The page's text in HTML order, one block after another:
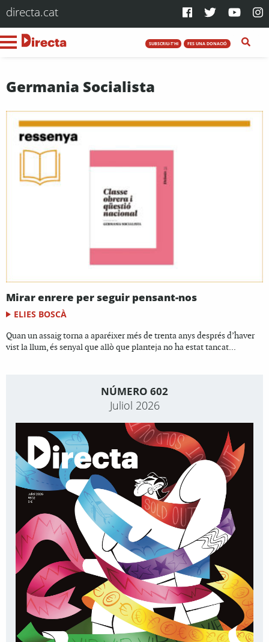
directa.cat
SUBSCRIU-T'HI FES UNA DONACIÓ
Germania Socialista
Mirar enrere per seguir pensant-nos
ELIES BOSCÀ
Quan un assaig torna a aparéixer més de trenta anys després d’haver
vist la llum, és senyal que allò que planteja no ha estat tancat...
NÚMERO 602
Juliol 2026